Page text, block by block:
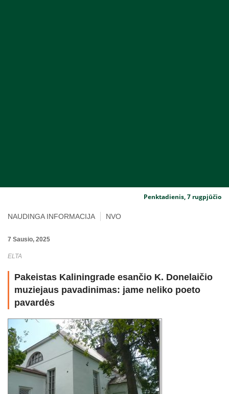
Penktadienis, 7 rugpjūčio
NAUDINGA INFORMACIJA NVO
7 Sausio, 2025
ELTA
Pakeistas Kaliningrade esančio K. Donelaičio
muziejaus pavadinimas: jame neliko poeto
pavardės